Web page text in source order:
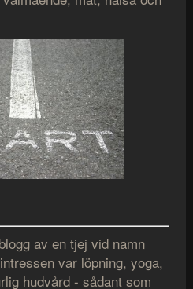
av en tjej vid namn
var löpning, yoga,
hudvård - sådant som